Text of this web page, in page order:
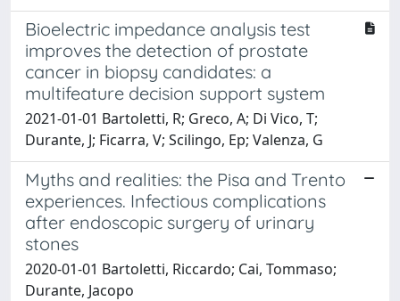
Bioelectric impedance analysis test
improves the detection of prostate
cancer in biopsy candidates: a
multifeature decision support system
2021-01-01 Bartoletti, R; Greco, A; Di Vico, T;
Durante, J; Ficarra, V; Scilingo, Ep; Valenza, G
Myths and realities: the Pisa and Trento
experiences. Infectious complications
after endoscopic surgery of urinary
stones
2020-01-01 Bartoletti, Riccardo; Cai, Tommaso;
Durante, Jacopo